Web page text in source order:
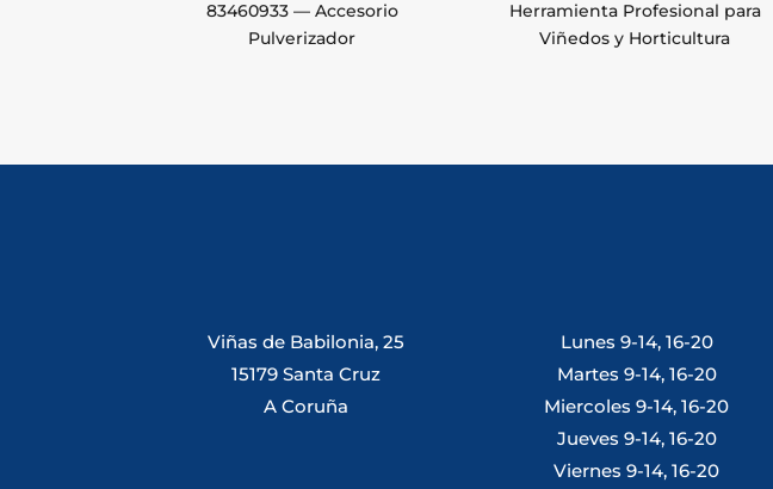
83460933 — Accesorio
Pulverizador
Herramienta Profesional para
Viñedos y Horticultura
Viñas de Babilonia, 25
15179 Santa Cruz
A Coruña
Lunes 9-14, 16-20
Martes 9-14, 16-20
Miercoles 9-14, 16-20
Jueves 9-14, 16-20
Viernes 9-14, 16-20